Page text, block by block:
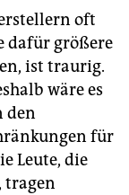
oft
dafür größere
ist traurig.
wäre es
den
für
Leute, die
tragen